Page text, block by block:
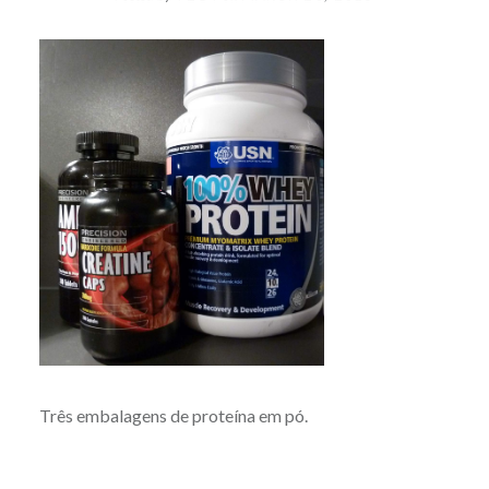
Três embalagens de proteína em pó.